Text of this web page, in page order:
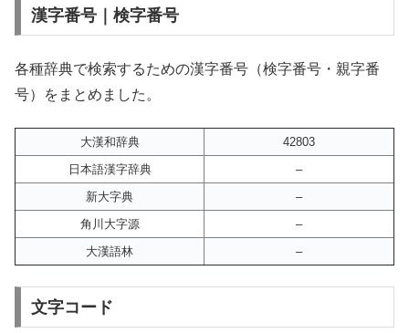
漢字番号｜検字番号
各種辞典で検索するための漢字番号（検字番号・親字番
号）をまとめました。
大漢和辞典
42803
日本語漢字辞典
–
新大字典
–
角川大字源
–
大漢語林
–
文字コード